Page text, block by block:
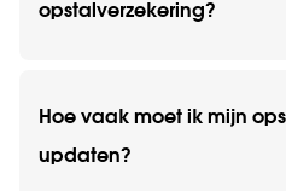
opstalverzekering?
Hoe vaak moet ik mijn
updaten?